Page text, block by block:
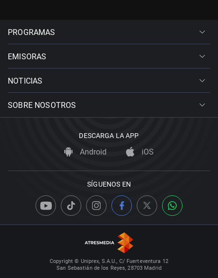
PROGRAMAS
EMISORAS
NOTICIAS
SOBRE NOSOTROS
DESCARGA LA APP
Android iOS
SÍGUENOS EN
Copyright © Uniprex, S.A.U., C/ Fuerteventura 12
San Sebastián de los Reyes, 28703 Madrid